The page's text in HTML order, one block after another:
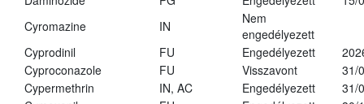
Cyromazine
IN
Nem
engedélyezett
Cyprodinil
FU Engedélyezett
Cyproconazole
FU Visszavont
31/
Cypermethrin
IN, AC Engedélyezett
31/